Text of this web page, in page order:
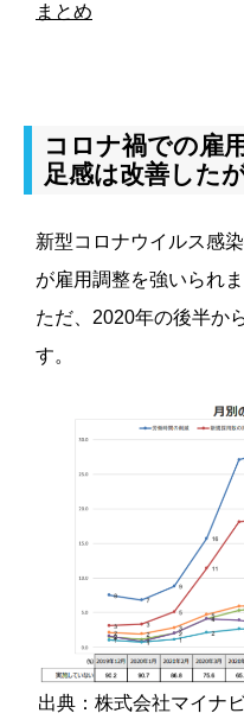
まとめ
コロナ禍での雇
足感は改善した
新型コロナウイルス感
が雇用調整を強いられま
ただ、2020年の後半か
す。
出典：株式会社マイナ